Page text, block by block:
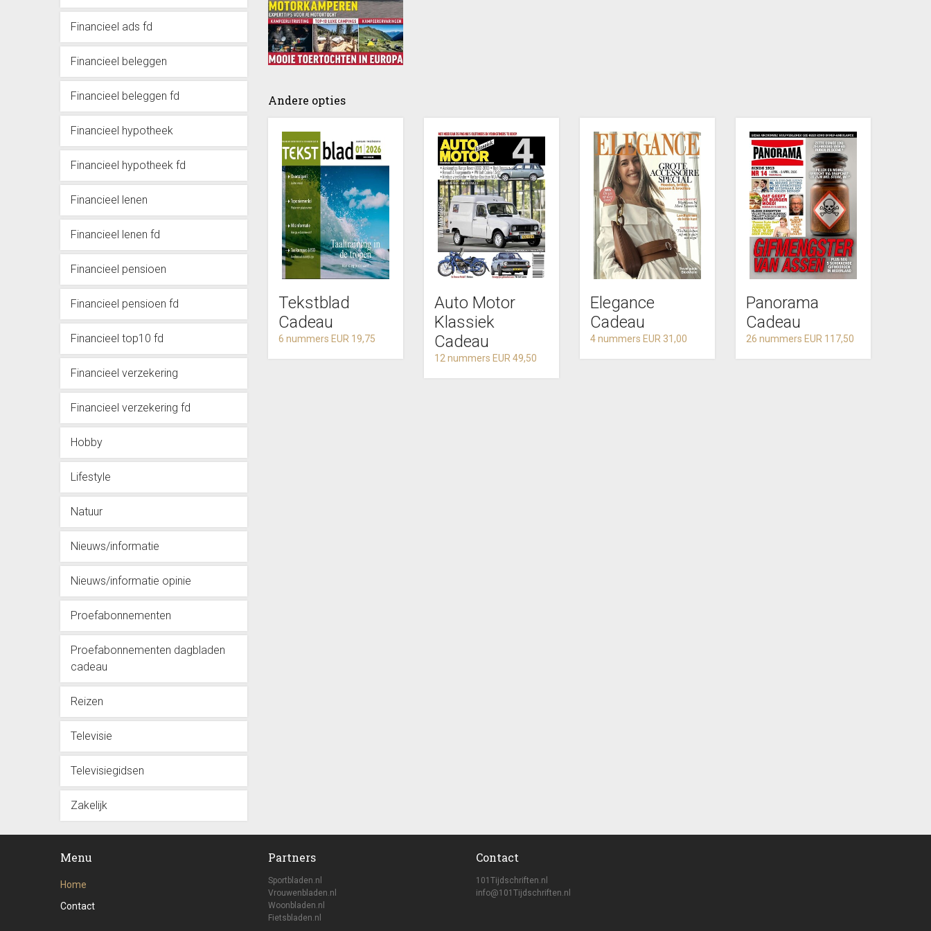
Andere opties
Tekstblad
Cadeau
6 nummers EUR 19,75
Auto Motor
Klassiek
Cadeau
12 nummers EUR 49,50
Elegance
Cadeau
4 nummers EUR 31,00
Panorama
Cadeau
26 nummers EUR 117,50
Financieel ads fd
Financieel beleggen
Financieel beleggen fd
Financieel hypotheek
Financieel hypotheek fd
Financieel lenen
Financieel lenen fd
Financieel pensioen
Financieel pensioen fd
Financieel top10 fd
Financieel verzekering
Financieel verzekering fd
Hobby
Lifestyle
Natuur
Nieuws/informatie
Nieuws/informatie opinie
Proefabonnementen
Proefabonnementen dagbladen
cadeau
Reizen
Televisie
Televisiegidsen
Zakelijk
Menu
Home
Contact
Partners
Sportbladen.nl
Vrouwenbladen.nl
Woonbladen.nl
Fietsbladen.nl
Contact
101Tijdschriften.nl
info@101Tijdschriften.nl